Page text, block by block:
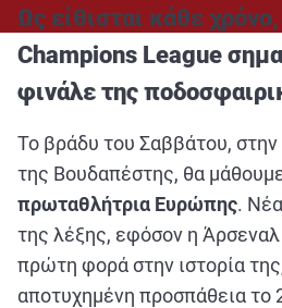
RETRO
BLOGS
QUIZ
ΣΥΝΕΝΤΕΥΞΕΙΣ
ΑΘΛΗΤΙΚΕΣ ΜΕΤΑΔΟΣΕΙΣ
Εξυπηρέτηση Πελατών
Ως είθισται κάθε
Champions League
φινάλε της
Το βράδυ του Σαββάτου,
της Βουδαπέστης, θα
πρωταθλήτρια Ευρώπης.
της λέξης, εφόσον η Άρσεναλ
πρώτη φορά στην ιστορία
αποτυχημένη προσπάθεια το